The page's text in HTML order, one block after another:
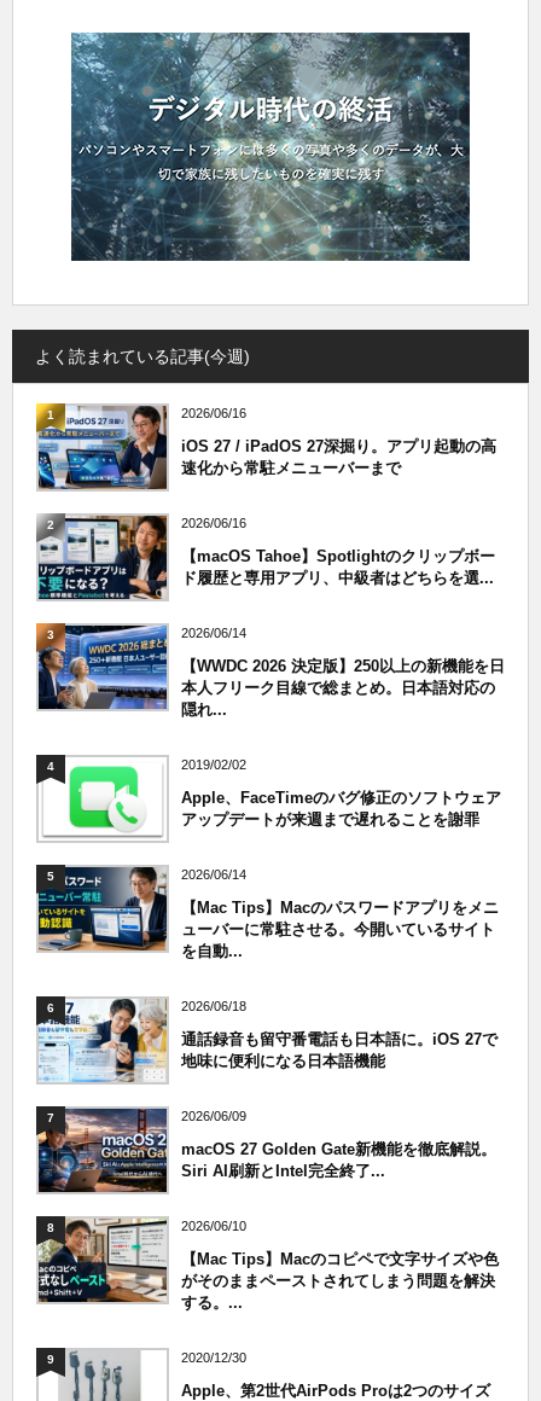
よく読まれている記事(今週)
1 2026/06/16
iOS 27 / iPadOS 27深掘り。アプリ起動の高
速化から常駐メニューバーまで
2 2026/06/16
【macOS Tahoe】Spotlightのクリップボー
ド履歴と専用アプリ、中級者はどちらを選...
3 2026/06/14
【WWDC 2026 決定版】250以上の新機能を日
本人フリーク目線で総まとめ。日本語対応の
隠れ...
4 2019/02/02
Apple、FaceTimeのバグ修正のソフトウェア
アップデートが来週まで遅れることを謝罪
5 2026/06/14
【Mac Tips】Macのパスワードアプリをメニ
ューバーに常駐させる。今開いているサイト
を自動...
6 2026/06/18
通話録音も留守番電話も日本語に。iOS 27で
地味に便利になる日本語機能
7 2026/06/09
macOS 27 Golden Gate新機能を徹底解説。
Siri AI刷新とIntel完全終了...
8 2026/06/10
【Mac Tips】Macのコピペで文字サイズや色
がそのままペーストされてしまう問題を解決
する。...
9 2020/12/30
Apple、第2世代AirPods Proは2つのサイズ